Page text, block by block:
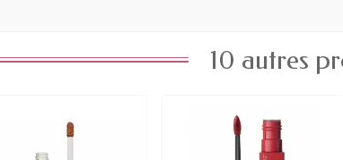
10 autres